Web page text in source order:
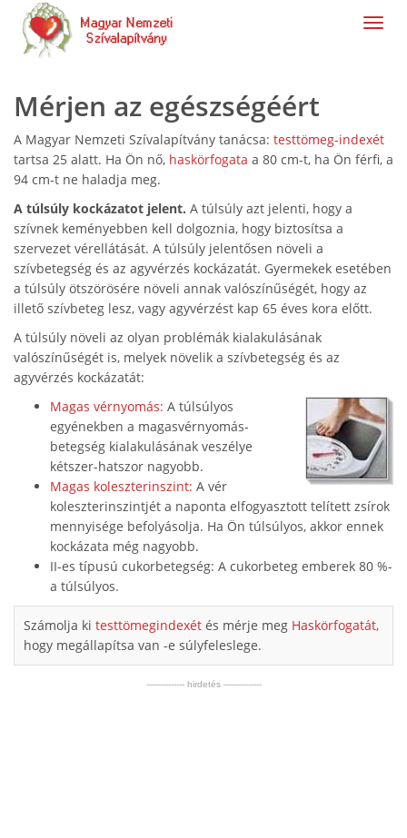
Mérjen az egészségéért
A Magyar Nemzeti Szívalapítvány tanácsa: testtömeg-indexét
tartsa 25 alatt. Ha Ön nő, haskörfogata a 80 cm-t, ha Ön férfi, a
94 cm-t ne haladja meg.
A túlsúly kockázatot jelent. A túlsúly azt jelenti, hogy a
szívnek keményebben kell dolgoznia, hogy biztosítsa a
szervezet vérellátását. A túlsúly jelentősen növeli a
szívbetegség és az agyvérzés kockázatát. Gyermekek esetében
a túlsúly ötszörösére növeli annak valószínűségét, hogy az
illető szívbeteg lesz, vagy agyvérzést kap 65 éves kora előtt.
A túlsúly növeli az olyan problémák kialakulásának
valószínűségét is, melyek növelik a szívbetegség és az
agyvérzés kockázatát:
Magas vérnyomás: A túlsúlyos
egyénekben a magasvérnyomás-
betegség kialakulásának veszélye
kétszer-hatszor nagyobb.
Magas koleszterinszint: A vér
koleszterinszintjét a naponta elfogyasztott telített zsírok
mennyisége befolyásolja. Ha Ön túlsúlyos, akkor ennek
kockázata még nagyobb.
II-es típusú cukorbetegség: A cukorbeteg emberek 80 %-
a túlsúlyos.
Számolja ki testtömegindexét és mérje meg Haskörfogatát,
hogy megállapítsa van -e súlyfeleslege.
-------------- hirdetés --------------